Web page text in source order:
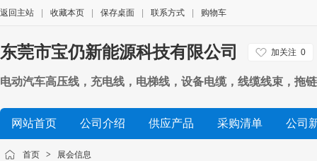
返回主站 收藏本页 保存桌面 联系方式 购物车
东莞市宝仍新能源科技有限公司 加关注 0
电动汽车高压线，充电线，电梯线，设备电缆，线缆线束，拖
网站首页 公司介绍 供应产品 采购清单 公司
首页 > 展会信息